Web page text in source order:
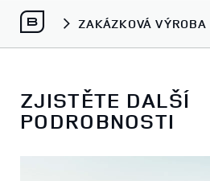
ZAKÁZKOVÁ VÝROBA
ZJISTĚTE DALŠÍ
PODROBNOSTI